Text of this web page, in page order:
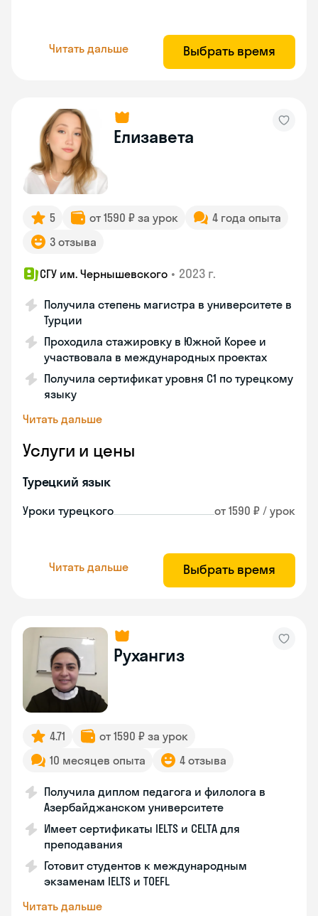
Читать дальше Выбрать время
Елизавета
5 от 1590 ₽ за урок
4 года опыта
3 отзыва
СГУ им. Чернышевского • 2023 г.
Получила степень магистра в университете в
Турции
Проходила стажировку в Южной Корее и
участвовала в международных проектах
Получила сертификат уровня C1 по турецкому
языку
Читать дальше
Услуги и цены
Турецкий язык
Уроки турецкого от 1590 ₽ / урок
Читать дальше Выбрать время
Рухангиз
4.71
от 1590 ₽ за урок
10 месяцев опыта
4 отзыва
Получила диплом педагога и филолога в
Азербайджанском университете
Имеет сертификаты IELTS и CELTA для
преподавания
Готовит студентов к международным
экзаменам IELTS и TOEFL
Читать дальше